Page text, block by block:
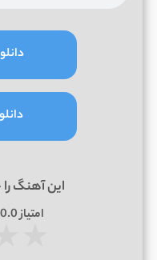
این آهنگ
امتیاز0.0